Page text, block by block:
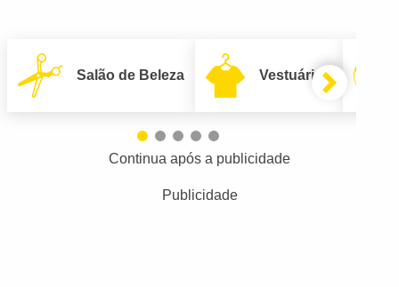
Salão de Beleza Vestuário
Continua após a publicidade
Publicidade